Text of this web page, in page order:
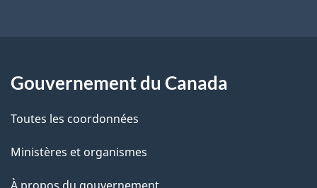
Gouvernement du Canada
Toutes les coordonnées
Ministères et organismes